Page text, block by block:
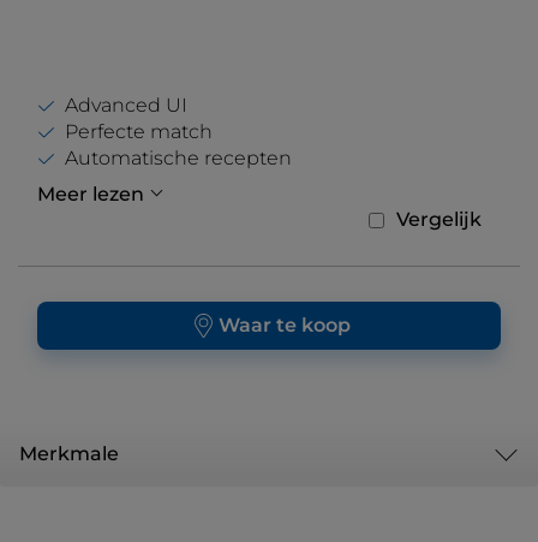
Advanced UI
Perfecte match
Automatische recepten
Meer lezen
Vergelijk
Waar te koop
Merkmale